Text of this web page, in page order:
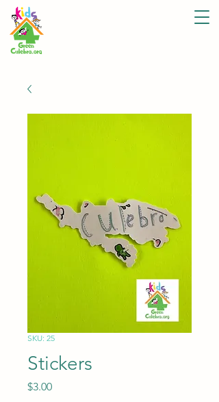
SKU: 25
Stickers
$3.00Price